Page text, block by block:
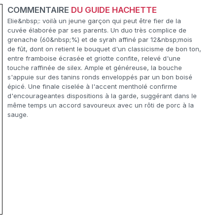
COMMENTAIRE DU GUIDE HACHETTE
Elie&nbsp;: voilà un jeune garçon qui peut être fier de la
cuvée élaborée par ses parents. Un duo très complice de
grenache (60&nbsp;%) et de syrah affiné par 12&nbsp;mois
de fût, dont on retient le bouquet d'un classicisme de bon ton,
entre framboise écrasée et griotte confite, relevé d'une
touche raffinée de silex. Ample et généreuse, la bouche
s'appuie sur des tanins ronds enveloppés par un bon boisé
épicé. Une finale ciselée à l'accent mentholé confirme
d'encourageantes dispositions à la garde, suggérant dans le
même temps un accord savoureux avec un rôti de porc à la
sauge.